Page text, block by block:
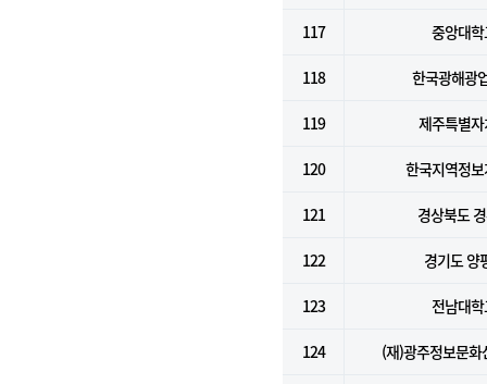
117 중앙대
118 한국광해광
119 제주특별
120 한국지역정
121 경상북도
122 경기도 양
123 전남대
124 (재)광주정보문화